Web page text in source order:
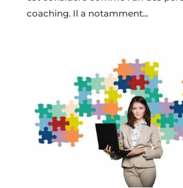
coaching. Il a notamment...